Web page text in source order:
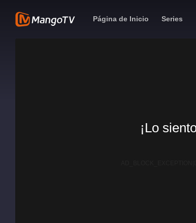
Página de Inicio Series
¡Lo